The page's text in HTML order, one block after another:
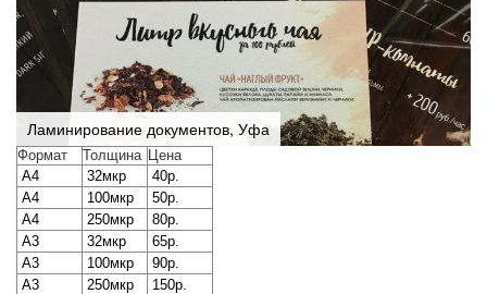
Ламинирование документов, Уфа
Формат Толщина Цена
А4
32мкр
40р.
А4
100мкр
50р.
А4
250мкр
80р.
А3
32мкр
65р.
А3
100мкр
90р.
А3
250мкр 150р.